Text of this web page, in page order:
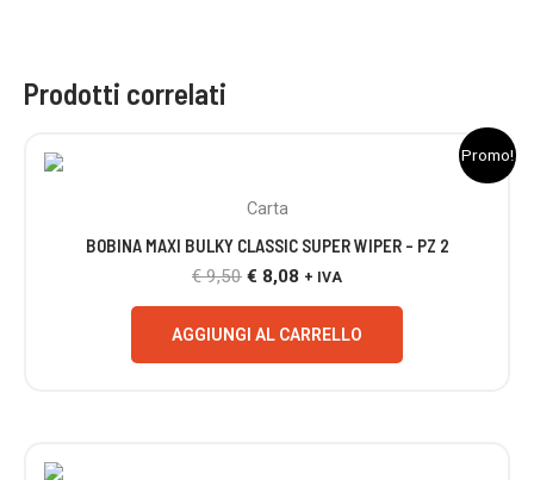
Prodotti correlati
Promo!
Carta
BOBINA MAXI BULKY CLASSIC SUPER WIPER – PZ 2
€9,50
era:
€ 9,50.
€ 8,08
€ 8,08.
+ IVA
AGGIUNGI AL CARRELLO